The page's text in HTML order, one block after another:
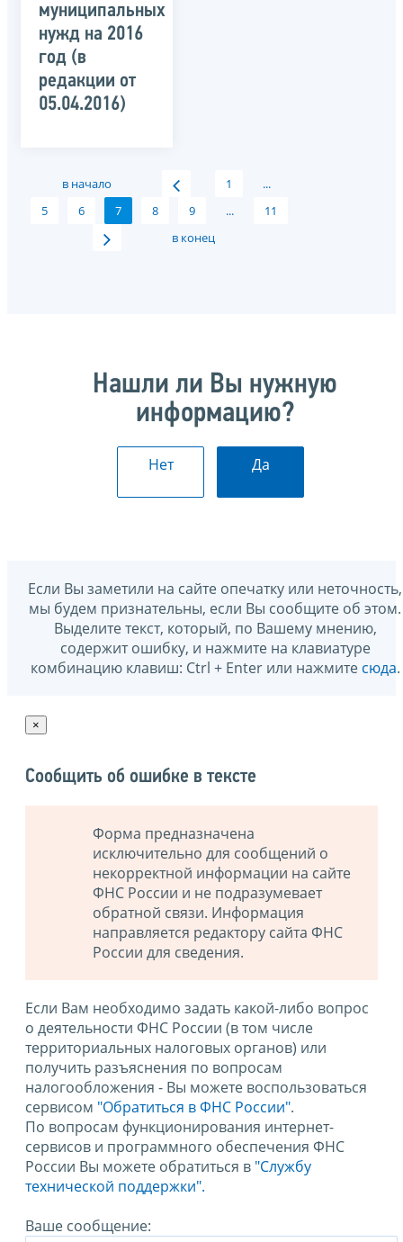
муниципальных
нужд на 2016
год (в
редакции от
05.04.2016)
в начало 1
...
5
6 7 8 9 ...
11
в конец
Нашли ли Вы нужную
информацию?
Нет Да
Если Вы заметили на сайте опечатку или неточность,
мы будем признательны, если Вы сообщите об этом.
Выделите текст, который, по Вашему мнению,
содержит ошибку, и нажмите на клавиатуре
комбинацию клавиш: Ctrl + Enter или нажмите сюда.
×
Сообщить об ошибке в тексте
Форма предназначена
исключительно для сообщений о
некорректной информации на сайте
ФНС России и не подразумевает
обратной связи. Информация
направляется редактору сайта ФНС
России для сведения.
Если Вам необходимо задать какой-либо вопрос
о деятельности ФНС России (в том числе
территориальных налоговых органов) или
получить разъяснения по вопросам
налогообложения - Вы можете воспользоваться
сервисом "Обратиться в ФНС России".
По вопросам функционирования интернет-
сервисов и программного обеспечения ФНС
России Вы можете обратиться в "Службу
технической поддержки".
Ваше сообщение: